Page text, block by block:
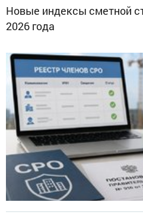
Новые индексы сметной
2026 года